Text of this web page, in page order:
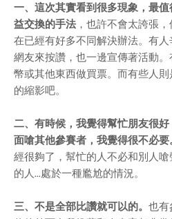
一、這次其實看到很多現象，最
益交換的手法 ，也許不會太誇張
在已經有好多不同解決辦法。有
網友來按讚，也一邊宣傳著活動
幣或其他東西做買票。而有些人
的縮影吧。
二、有時候，我覺得幫忙朋友很
面嗆其他參賽者，我覺得很不必要
經很夠了，幫忙的人不必和別人
的人...處於一種尷尬的情況。
三、不是全部比讚就可以的。 也有